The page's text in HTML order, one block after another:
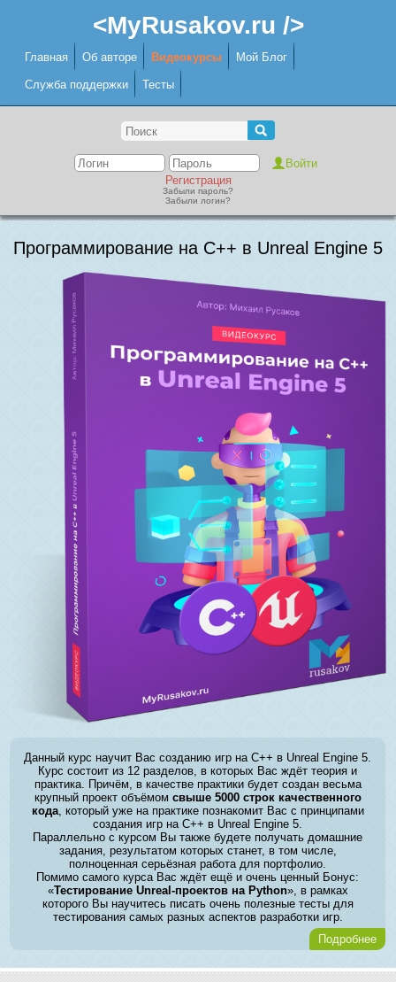
<MyRusakov.ru />
Главная Об авторе Видеокурсы Мой Блог
Служба поддержки Тесты
Регистрация
Забыли пароль?
Забыли логин?
Программирование на C++ в Unreal Engine 5
Данный курс научит Вас созданию игр на C++ в Unreal Engine 5.
Курс состоит из 12 разделов, в которых Вас ждёт теория и
практика. Причём, в качестве практики будет создан весьма
крупный проект объёмом свыше 5000 строк качественного
кода, который уже на практике познакомит Вас с принципами
создания игр на C++ в Unreal Engine 5.
Параллельно с курсом Вы также будете получать домашние
задания, результатом которых станет, в том числе,
полноценная серьёзная работа для портфолио.
Помимо самого курса Вас ждёт ещё и очень ценный Бонус:
«Тестирование Unreal-проектов на Python», в рамках
которого Вы научитесь писать очень полезные тесты для
тестирования самых разных аспектов разработки игр.
Подробнее